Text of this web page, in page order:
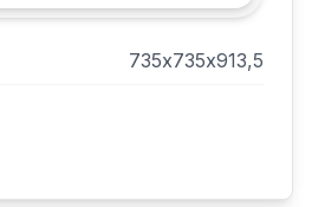
735х735х913,5